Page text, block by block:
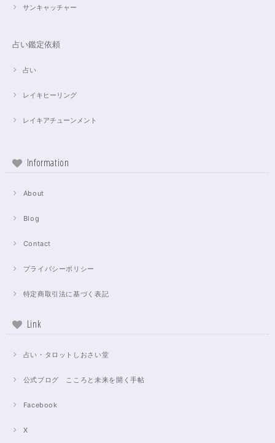
サンキャッチャー
占い鑑定依頼
占い
レイキヒーリング
レイキアチューンメント
Information
About
Blog
Contact
プライバシーポリシー
特定商取引法に基づく表記
Link
占い・タロットしおさい堂
公式ブログ こころと未来を開く手帖
Facebook
X